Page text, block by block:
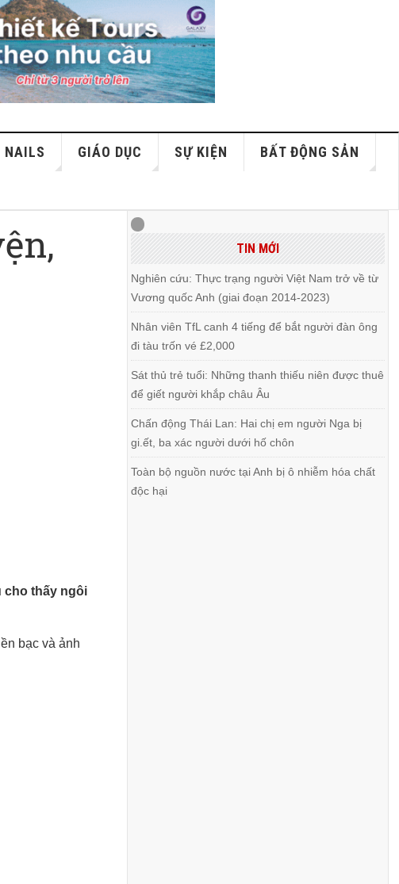
NAILS GIÁO DỤC SỰ KIỆN BẤT ĐỘNG SẢN
cho thấy ngôi
bạc và ảnh
TIN MỚI
Nghiên cứu: Thực trạng người Việt Nam trở về từ
Vương quốc Anh (giai đoạn 2014-2023)
Nhân viên TfL canh 4 tiếng để bắt người đàn ông
đi tàu trốn vé £2,000
Sát thủ trẻ tuổi: Những thanh thiếu niên được thuê
để giết người khắp châu Âu
Chấn động Thái Lan: Hai chị em người Nga bị
gi.ết, ba xác người dưới hố chôn
Toàn bộ nguồn nước tại Anh bị ô nhiễm hóa chất
độc hại